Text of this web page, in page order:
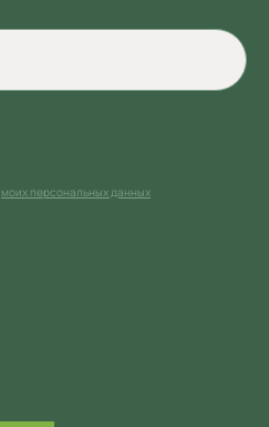
моих персональных данных